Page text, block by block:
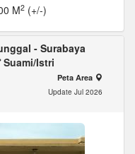
M2 (+/-)
- Surabaya
Suami/Istri
Peta Area
Update Jul 2026